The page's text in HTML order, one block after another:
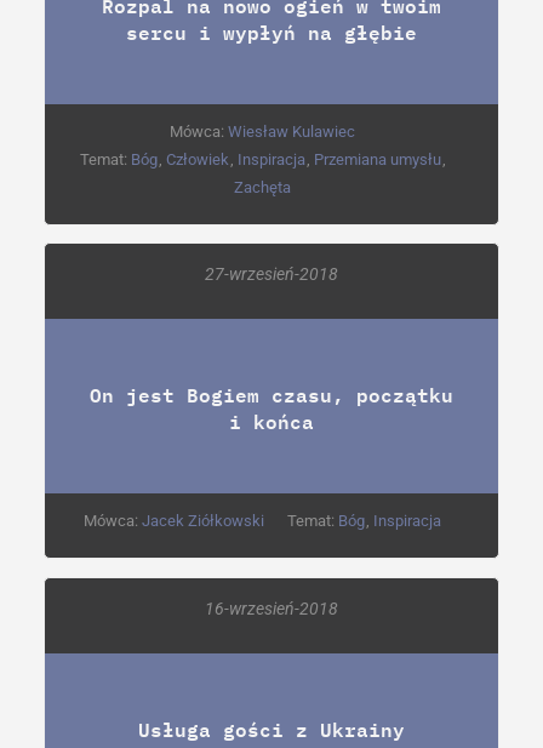
sercu i wypłyń na głębie
Mówca: Wiesław Kulawiec
Temat: Bóg Człowiek Inspiracja Przemiana umysłu
Zachęta
27-wrzesień-2018
On jest Bogiem czasu, początku
i końca
Mówca: Jacek Ziółkowski Temat: Bóg, Inspiracja
16-wrzesień-2018
Usługa gości z Ukrainy